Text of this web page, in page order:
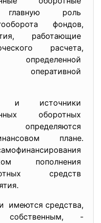
роль
фондов,
работающие
расчета,
оперативной
оборотных
плане.
пополнения
средств
имеются средства,
-